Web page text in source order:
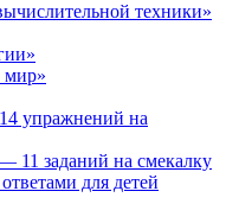
техники»
мир»
упражнений на
11 заданий на смекалку
для детей